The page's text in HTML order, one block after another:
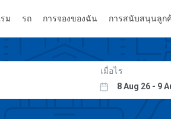
ม รถ การจองของฉัน การสนับสนุนลูก
เมื่อไร